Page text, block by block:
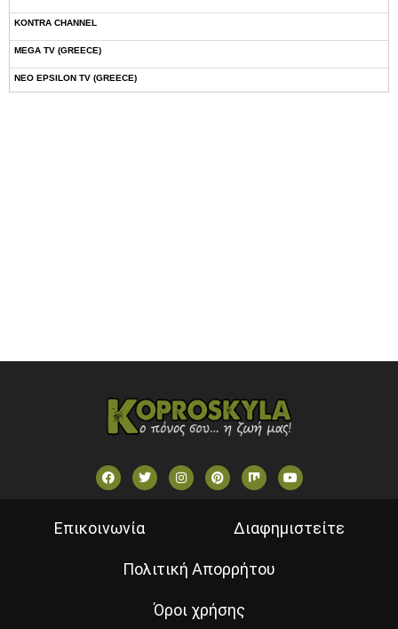
KONTRA CHANNEL
MEGA TV (GREECE)
NEO EPSILON TV (GREECE)
Επικοινωνία Διαφημιστείτε
Πολιτική Απορρήτου
Όροι χρήσης